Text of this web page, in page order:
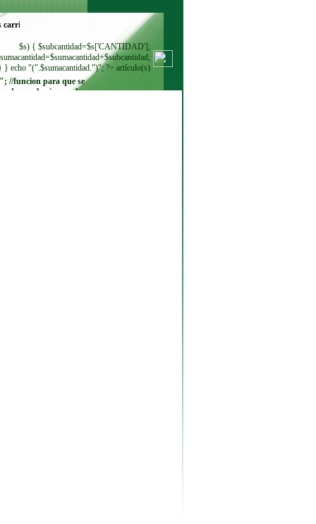
$s) { $subcantidad=$s['CANTIDAD'];
} echo "(".$sumacantidad.")"; ?> artículo(s)
"; //funcion para que se
se seleccione. echo